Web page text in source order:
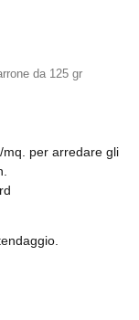
da 125 gr
per arredare gli